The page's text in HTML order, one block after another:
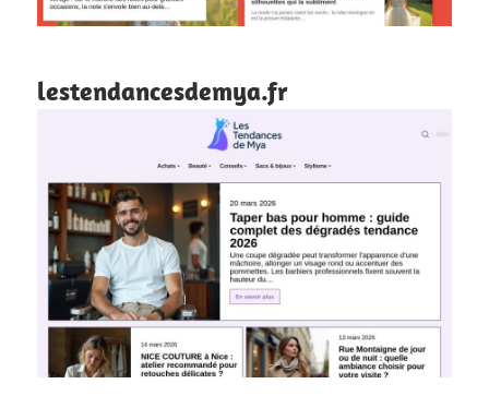
lestendancesdemya.fr